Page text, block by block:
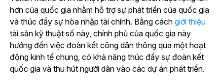
hơn của quốc gia nhằm hỗ trợ sự phát triển của quốc gia
và thúc đẩy sự hòa nhập tài chính. Bằng cách giới thiệu
tài sản kỹ thuật số này, chính phủ của quốc gia này
hướng đến việc đoàn kết công dân thông qua một hoạt
động kinh tế chung, có khả năng thúc đẩy sự đoàn kết
quốc gia và thu hút người dân vào các dự án phát triển.